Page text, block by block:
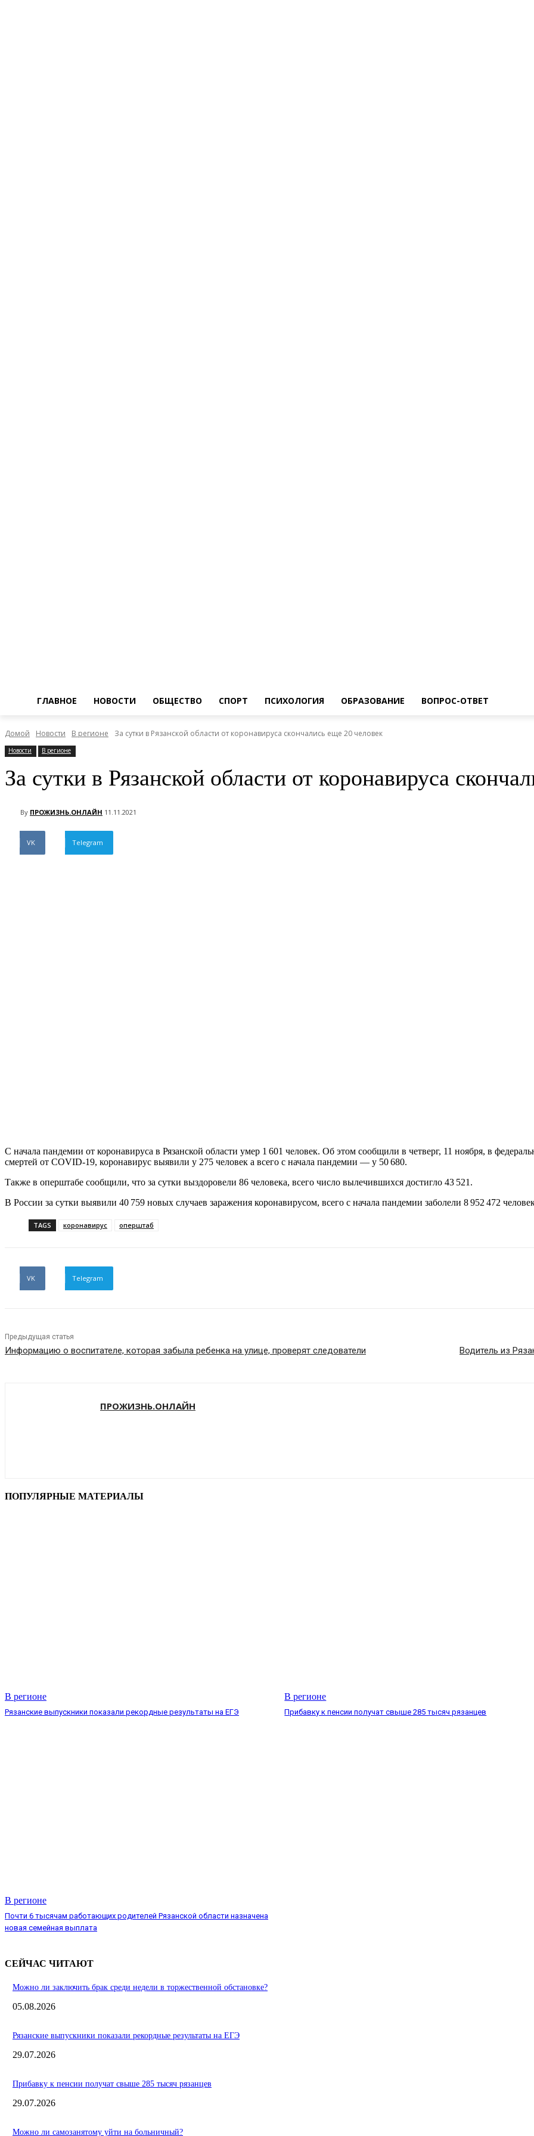
ГЛАВНОЕ НОВОСТИ ОБЩЕСТВО СПОРТ ПСИХОЛОГИЯ ОБРАЗОВАНИЕ ВОПРОС-ОТВЕТ
Домой Новости В регионе За сутки в Рязанской области от коронавируса скончались еще 20 человек
Новости В регионе
За сутки в Рязанской области от коронавируса
By ПРОЖИЗНЬ.ОНЛАЙН 11.11.2021
VK Telegram
С начала пандемии от коронавируса в Рязанской области умер 1 601 человек. Об этом сообщили в четверг, 11 ноября, в
смертей от COVID-19, коронавирус выявили у 275 человек а всего с начала пандемии — у 50 680.
Также в оперштабе сообщили, что за сутки выздоровели 86 человека, всего число вылечившихся достигло 43 521.
В России за сутки выявили 40 759 новых случаев заражения коронавирусом, всего с начала пандемии заболели 8 952 472
TAGS коронавирус оперштаб
VK Telegram
Предыдущая статья
Информацию о воспитателе, которая забыла ребенка на улице, проверят следователи Водитель из
ПРОЖИЗНЬ.ОНЛАЙН
ПОПУЛЯРНЫЕ МАТЕРИАЛЫ
В регионе
Рязанские выпускники показали рекордные результаты на ЕГЭ
В регионе
Прибавку к пенсии получат свыше 285 тысяч рязанцев
В регионе
Почти 6 тысячам работающих родителей Рязанской области назначена
новая семейная выплата
СЕЙЧАС ЧИТАЮТ
Можно ли заключить брак среди недели в торжественной обстановке?
05.08.2026
Рязанские выпускники показали рекордные результаты на ЕГЭ
29.07.2026
Прибавку к пенсии получат свыше 285 тысяч рязанцев
29.07.2026
Можно ли самозанятому уйти на больничный?